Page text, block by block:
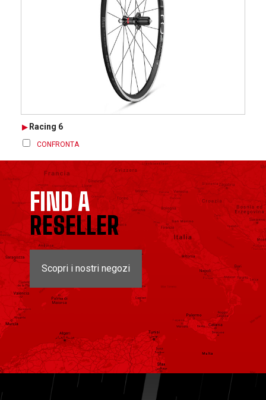
Racing 6
CONFRONTA
FIND A
RESELLER
Scopri i nostri negozi